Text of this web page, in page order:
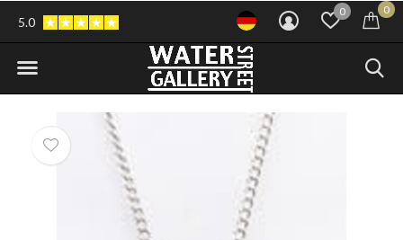
0 0
5.0